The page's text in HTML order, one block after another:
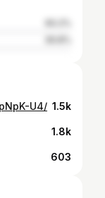
U4/ 1.5k
1.8k
603